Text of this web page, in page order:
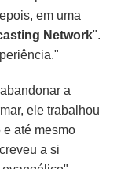
em uma
Network".
a
ele trabalhou
até mesmo
a si